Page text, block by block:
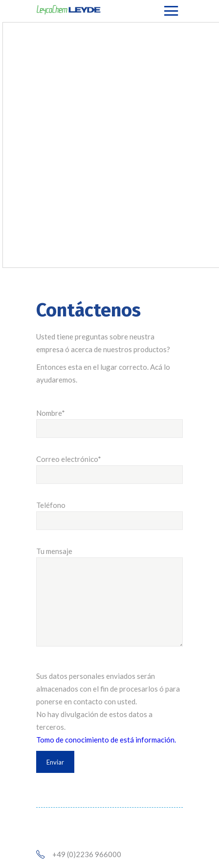
Contáctenos
Usted tiene preguntas sobre neustra
empresa ó acerca de nuestros productos?
Entonces esta en el lugar correcto. Acá lo
ayudaremos.
Nombre*
Correo electrónico*
Teléfono
Tu mensaje
Sus datos personales enviados serán
almacenados con el fin de procesarlos ó para
ponerse en contacto con usted.
No hay divulgación de estos datos a
terceros.
Tomo de conocimiento de está información.
+49 (0)2236 966000